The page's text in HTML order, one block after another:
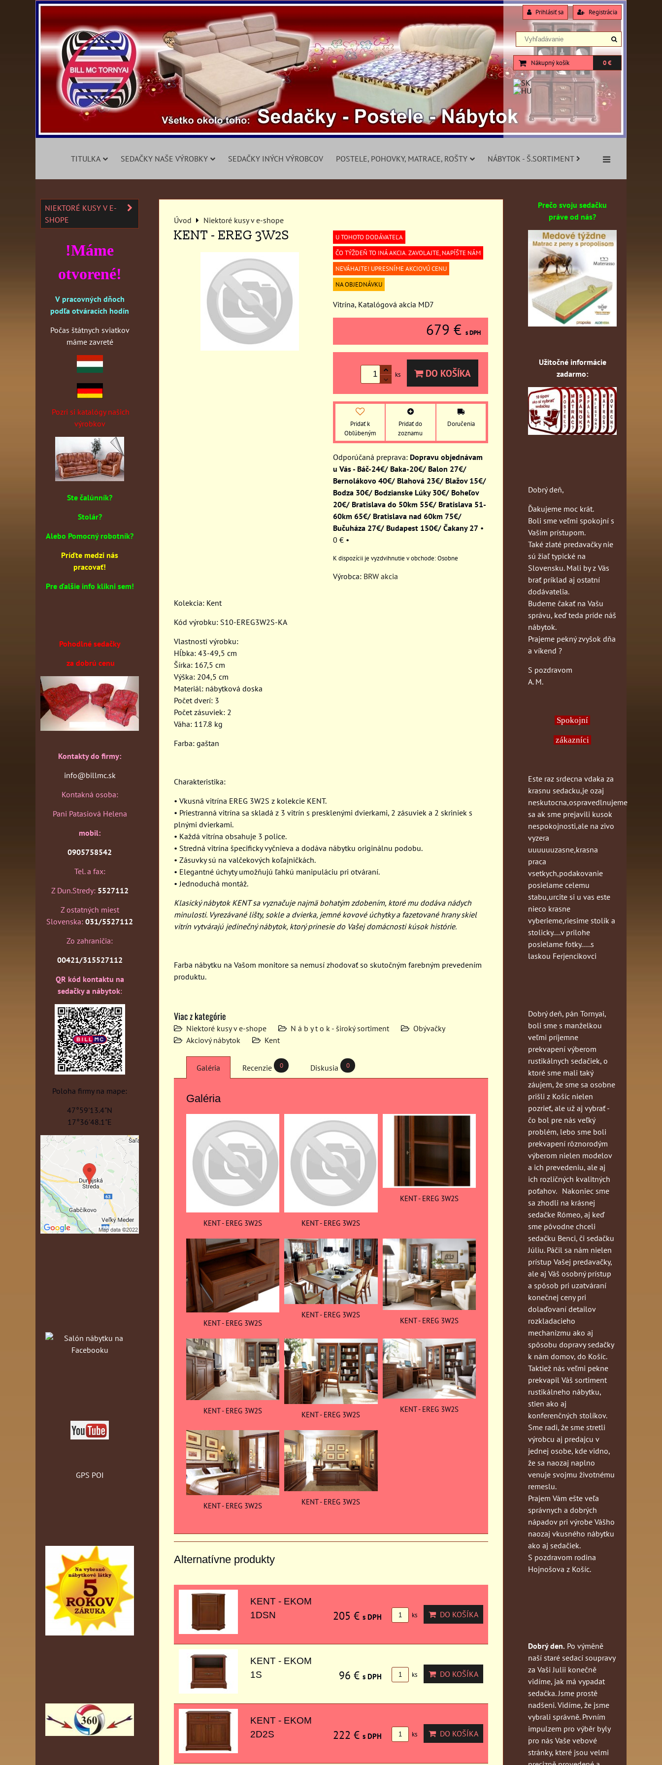
Prihlásiť sa Registrácia
Nákupný košík 0 €
TITULKA SEDAČKY NAŠE VÝROBKY SEDAČKY INÝCH VÝROBCOV POSTELE, POHOVKY, MATRACE, ROŠTY NÁBYTOK - Š.SORTIMENT
Úvod Niektoré kusy v e-shope
KENT - EREG 3W2S
U TOHOTO DODÁVATEĽA
ČO TÝŽDEŇ TO INÁ AKCIA. ZAVOLAJTE, NAPÍŠTE NÁM
NEVÁHAJTE! UPRESNÍME AKCIOVÚ CENU
NA OBJEDNÁVKU
Vitrína, Katalógová akcia MD7
679 € s DPH
ks DO KOŠÍKA
Pridať k
Obľúbeným
Pridať do
zoznamu
Doručenia
Dopravu objednávam
u Vás - Báč-24€/ Baka-20€/ Balon 27€/
Bernolákovo 40€/ Blahová 23€/ Blažov 15€/
Bodza 30€/ Bodzianske Lúky 30€/ Boheľov
20€/ Bratislava do 50km 55€/ Bratislava 51-
60km 65€/ Bratislava nad 60km 75€/
Bučuháza 27€/ Budapest 150€/ Čakany 27 •
0 € •
Osobne
Výrobca: BRW akcia
Kolekcia: Kent
Kód výrobku: S10-EREG3W2S-KA
Vlastnosti výrobku:
Hĺbka: 43-49,5 cm
Šírka: 167,5 cm
Výška: 204,5 cm
Materiál: nábytková doska
Počet dverí: 3
Počet zásuviek: 2
Váha: 117.8 kg
Farba: gaštan
Charakteristika:
• Vkusná vitrína EREG 3W2S z kolekcie KENT.
• Priestranná vitrína sa skladá z 3 vitrín s presklenými dvierkami, 2 zásuviek a 2 skriniek s
plnými dvierkami.
• Každá vitrína obsahuje 3 police.
• Stredná vitrína špecificky vyčnieva a dodáva nábytku originálnu podobu.
• Zásuvky sú na valčekových koľajničkách.
• Elegantné úchyty umožňujú ľahkú manipuláciu pri otváraní.
• Jednoduchá montáž.
Klasický nábytok KENT sa vyznačuje najmä bohatým zdobením, ktoré mu dodáva nádych
minulosti. Vyrezávané lišty, sokle a dvierka, jemné kovové úchytky a fazetované hrany skiel
vitrín vytvárajú jedinečný nábytok, ktorý prinesie do Vašej domácnosti kúsok histórie.
Farba nábytku na Vašom monitore sa nemusí zhodovať so skutočným farebným prevedením
produktu.
Viac z kategórie
Niektoré kusy v e-shope N á b y t o k - široký sortiment
Obývačky
Akciový nábytok
Kent
Galéria Recenzie 0 Diskusia 0
Galéria
KENT - EREG 3W2S KENT - EREG 3W2S
KENT - EREG 3W2S
KENT - EREG 3W2S
KENT - EREG 3W2S
KENT - EREG 3W2S
KENT - EREG 3W2S KENT - EREG 3W2S
KENT - EREG 3W2S
KENT - EREG 3W2S KENT - EREG 3W2S
Alternatívne produkty
KENT - EKOM
1DSN
205 € s DPH ks DO KOŠÍKA
KENT - EKOM
1S
96 € s DPH ks DO KOŠÍKA
KENT - EKOM
2D2S
222 € s DPH ks DO KOŠÍKA
NIEKTORÉ KUSY V E-
SHOPE
!Máme
otvorené!
V pracovných dňoch
podľa otváracích hodín
Počas štátnych sviatkov
máme zavreté
Pozri si katalógy našich
výrobkov
Ste čalúnník?
Stolár?
Alebo Pomocný robotník?
Príďte medzi nás
pracovať!
Pre ďalšie info klikni sem!
Pohodlné sedačky
za dobrú cenu
Kontakty do firmy:
info@billmc.sk
Kontakná osoba:
Pani Patasiová Helena
mobil:
0905758542
Tel. a fax:
Z Dun.Stredy: 5527112
Z ostatných miest
Slovenska: 031/5527112
Zo zahraničia:
00421/315527112
QR kód kontaktu na
sedačky a nábytok:
Poloha firmy na mape:
47°59'13.4"N
17°36'48.1"E
GPS POI
Prečo svoju sedačku
práve od nás?
Užitočné informácie
zadarmo:
Dobrý deň,
Ďakujeme moc krát.
Boli sme veľmi spokojní s
Vašim prístupom.
Také zlaté predavačky nie
sú žiaľ typické na
Slovensku. Mali by z Vás
brať príklad aj ostatní
dodávatelia.
Budeme čakať na Vašu
správu, keď teda príde náš
nábytok.
Prajeme pekný zvyšok dňa
a víkend ?
S pozdravom
A. M.
Spokojní
zákazníci
Este raz srdecna vdaka za
krasnu sedacku,je ozaj
neskutocna,ospravedlnujeme
sa ak sme prejavili kusok
nespokojnosti,ale na zivo
vyzera
uuuuuuzasne,krasna
praca
vsetkych,podakovanie
posielame celemu
stabu,urcite si u vas este
nieco krasne
vyberieme,riesime stolík a
stolicky....v prilohe
posielame fotky.....s
laskou Ferjencikovci
Dobrý deň, pán Tornyai,
boli sme s manželkou
veľmi príjemne
prekvapení výberom
rustikálnych sedačiek, o
ktoré sme mali taký
záujem, že sme sa osobne
prišli z Košíc nielen
pozrieť, ale už aj vybrať -
čo bol pre nás veľký
problém, lebo sme boli
prekvapení rôznorodým
výberom nielen modelov
a ich prevedeniu, ale aj
ich rozličných kvalitných
poťahov. Nakoniec sme
sa zhodli na krásnej
sedačke Rómeo, aj keď
sme pôvodne chceli
sedačku Benci, či sedačku
Júliu. Páčil sa nám nielen
prístup Vašej predavačky,
ale aj Váš osobný prístup
a spôsob pri uzatváraní
konečnej ceny pri
dolaďovaní detailov
rozkladacieho
mechanizmu ako aj
spôsobu dopravy sedačky
k nám domov, do Košíc.
Taktiež nás veľmi pekne
prekvapil Váš sortiment
rustikálneho nábytku,
stien ako aj
konferenčných stolíkov.
Sme radi, že sme stretli
výrobcu aj predajcu v
jednej osobe, kde vidno,
že sa naozaj naplno
venuje svojmu životnému
remeslu.
Prajem Vám ešte veľa
správnych a dobrých
nápadov pri výrobe Vášho
naozaj vkusného nábytku
ako aj sedačiek.
S pozdravom rodina
Hojnošova z Košíc.
Dobrý den. Po výměně
naší staré sedací soupravy
za Vaši Julii konečně
vidíme, jak má vypadat
sedačka. Jsme prostě
nadšeni. Vidíme, že jsme
vybrali správně. Prvním
impulzem pro výběr byly
pro nás Vaše vebové
stránky, které jsou velmi